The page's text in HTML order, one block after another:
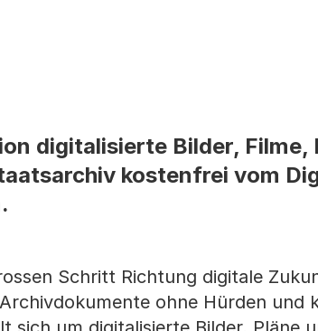
digitalisierte Bilder, Filme,
kostenfrei vom
Schritt Richtung digitale
ohne Hürden und